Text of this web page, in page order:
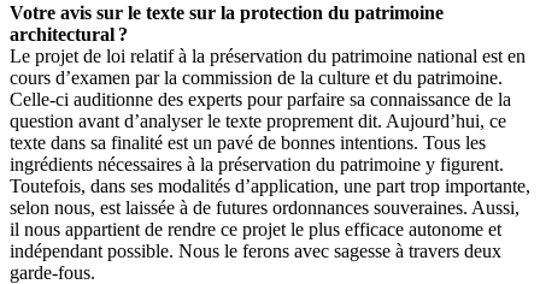
Votre avis sur le texte sur la protection du patrimoine
architectural ?
Le projet de loi relatif à la préservation du patrimoine national est en
cours d’examen par la commission de la culture et du patrimoine.
Celle-ci auditionne des experts pour parfaire sa connaissance de la
question avant d’analyser le texte proprement dit. Aujourd’hui, ce
texte dans sa finalité est un pavé de bonnes intentions. Tous les
ingrédients nécessaires à la préservation du patrimoine y figurent.
Toutefois, dans ses modalités d’application, une part trop importante,
selon nous, est laissée à de futures ordonnances souveraines. Aussi,
il nous appartient de rendre ce projet le plus efficace autonome et
indépendant possible. Nous le ferons avec sagesse à travers deux
garde-fous.